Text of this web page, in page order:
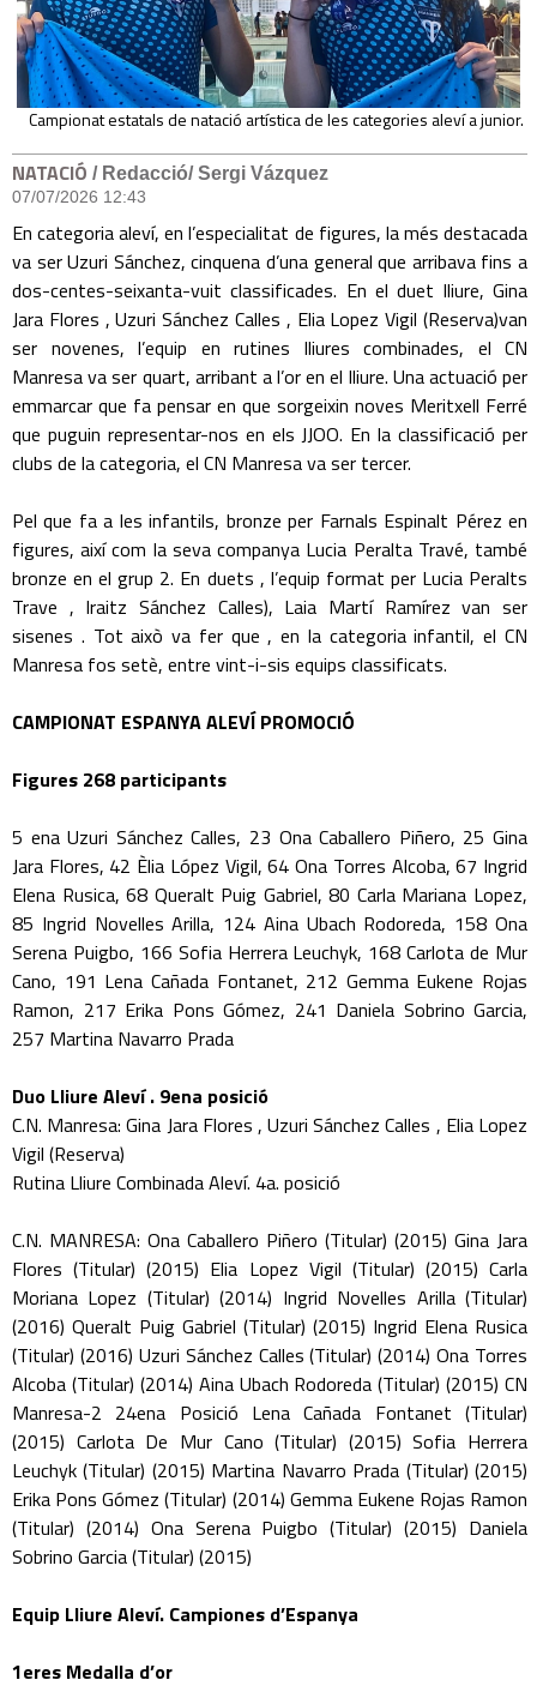
Campionat estatals de natació artística de les categories aleví a junior.
NATACIÓ / Redacció/ Sergi Vázquez
07/07/2026 12:43
En categoria aleví, en l’especialitat de figures, la més destacada
va ser Uzuri Sánchez, cinquena d’una general que arribava fins a
dos-centes-seixanta-vuit classificades. En el duet lliure, Gina
Jara Flores , Uzuri Sánchez Calles , Elia Lopez Vigil (Reserva)van
ser novenes, l’equip en rutines lliures combinades, el CN
Manresa va ser quart, arribant a l’or en el lliure. Una actuació per
emmarcar que fa pensar en que sorgeixin noves Meritxell Ferré
que puguin representar-nos en els JJOO. En la classificació per
clubs de la categoria, el CN Manresa va ser tercer.
Pel que fa a les infantils, bronze per Farnals Espinalt Pérez en
figures, així com la seva companya Lucia Peralta Travé, també
bronze en el grup 2. En duets , l’equip format per Lucia Peralts
Trave , Iraitz Sánchez Calles), Laia Martí Ramírez van ser
sisenes . Tot això va fer que , en la categoria infantil, el CN
Manresa fos setè, entre vint-i-sis equips classificats.
CAMPIONAT ESPANYA ALEVÍ PROMOCIÓ
Figures 268 participants
5 ena Uzuri Sánchez Calles, 23 Ona Caballero Piñero, 25 Gina
Jara Flores, 42 Èlia López Vigil, 64 Ona Torres Alcoba, 67 Ingrid
Elena Rusica, 68 Queralt Puig Gabriel, 80 Carla Mariana Lopez,
85 Ingrid Novelles Arilla, 124 Aina Ubach Rodoreda, 158 Ona
Serena Puigbo, 166 Sofia Herrera Leuchyk, 168 Carlota de Mur
Cano, 191 Lena Cañada Fontanet, 212 Gemma Eukene Rojas
Ramon, 217 Erika Pons Gómez, 241 Daniela Sobrino Garcia,
257 Martina Navarro Prada
Duo Lliure Aleví . 9ena posició
C.N. Manresa: Gina Jara Flores , Uzuri Sánchez Calles , Elia Lopez
Vigil (Reserva)
Rutina Lliure Combinada Aleví. 4a. posició
C.N. MANRESA: Ona Caballero Piñero (Titular) (2015) Gina Jara
Flores (Titular) (2015) Elia Lopez Vigil (Titular) (2015) Carla
Moriana Lopez (Titular) (2014) Ingrid Novelles Arilla (Titular)
(2016) Queralt Puig Gabriel (Titular) (2015) Ingrid Elena Rusica
(Titular) (2016) Uzuri Sánchez Calles (Titular) (2014) Ona Torres
Alcoba (Titular) (2014) Aina Ubach Rodoreda (Titular) (2015) CN
Manresa-2 24ena Posició Lena Cañada Fontanet (Titular)
(2015) Carlota De Mur Cano (Titular) (2015) Sofia Herrera
Leuchyk (Titular) (2015) Martina Navarro Prada (Titular) (2015)
Erika Pons Gómez (Titular) (2014) Gemma Eukene Rojas Ramon
(Titular) (2014) Ona Serena Puigbo (Titular) (2015) Daniela
Sobrino Garcia (Titular) (2015)
Equip Lliure Aleví. Campiones d’Espanya
1eres Medalla d’or